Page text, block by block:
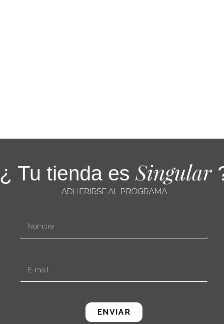
¿ Tu tienda esSingular
ADHERIRSE AL PROGRAMA
ENVIAR